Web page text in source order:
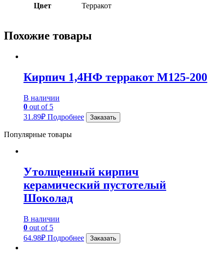
Цвет Терракот
Похожие товары
Кирпич 1,4НФ терракот М125-200
В наличии
0 out of 5
31.89₽ Подробнее Заказать
Популярные товары
Утолщенный кирпич
керамический пустотелый
Шоколад
В наличии
0 out of 5
64.98₽ Подробнее Заказать